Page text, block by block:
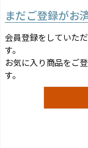
まだご登録がお
会員登録をしていた
す。
お気に入り商品をご
す。